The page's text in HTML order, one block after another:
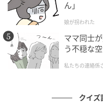
ん」
娘が拐われた
ママ同士
う不穏な
私たちの連絡係
クイズ